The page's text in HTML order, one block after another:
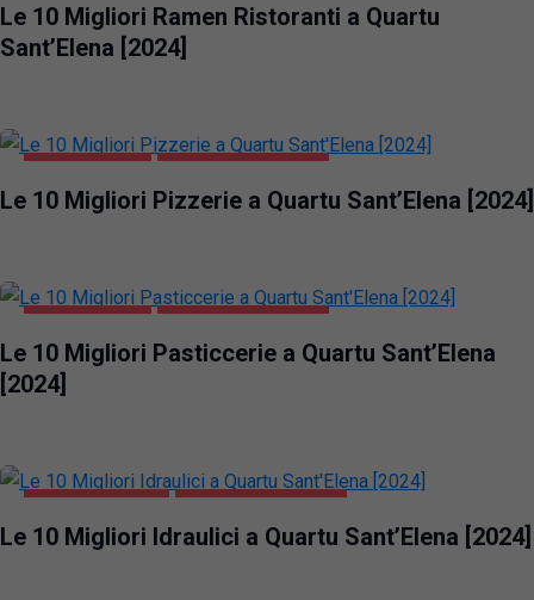
Le 10 Migliori Ramen Ristoranti a Quartu
Sant’Elena [2024]
GASTRONOMIA QUARTU SANT'ELENA
Le 10 Migliori Pizzerie a Quartu Sant’Elena [2024]
GASTRONOMIA QUARTU SANT'ELENA
Le 10 Migliori Pasticcerie a Quartu Sant’Elena
[2024]
CASA E GIARDINO QUARTU SANT'ELENA
Le 10 Migliori Idraulici a Quartu Sant’Elena [2024]